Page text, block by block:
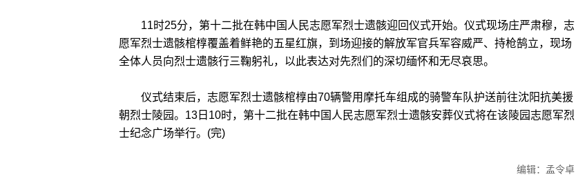
11时25分，第十二批在韩中国人民志愿军烈士遗骸迎回仪式开始。仪式现场庄严肃穆，志
愿军烈士遗骸棺椁覆盖着鲜艳的五星红旗，到场迎接的解放军官兵军容威严、持枪鹄立，现场
全体人员向烈士遗骸行三鞠躬礼，以此表达对先烈们的深切缅怀和无尽哀思。
仪式结束后，志愿军烈士遗骸棺椁由70辆警用摩托车组成的骑警车队护送前往沈阳抗美援
朝烈士陵园。13日10时，第十二批在韩中国人民志愿军烈士遗骸安葬仪式将在该陵园志愿军烈
士纪念广场举行。(完)
编辑：孟令卓